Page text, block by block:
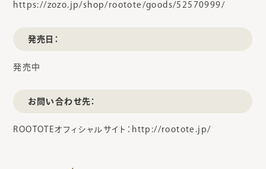
https://zozo.jp/shop/rootote/goods/52570999/
発売日：
発売中
お問い合わせ先：
ROOTOTEオフィシャルサイト：http://rootote.jp/